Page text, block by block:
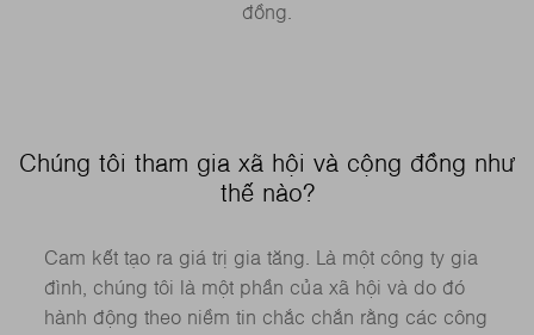
đồng.
Chúng tôi tham gia xã hội và cộng đồng như
thế nào?
Cam kết tạo ra giá trị gia tăng. Là một công ty gia
đình, chúng tôi là một phần của xã hội và do đó
hành động theo niềm tin chắc chắn rằng các công